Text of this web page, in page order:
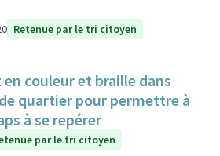
Retenue par le tri citoyen
couleur et braille dans
quartier pour permettre à
à se repérer
par le tri citoyen